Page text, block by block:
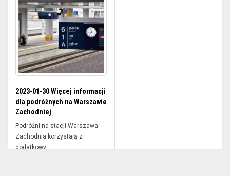
2023-01-30 Więcej informacji
dla podróżnych na Warszawie
Zachodniej
Podróżni na stacji Warszawa
Zachodnia korzystają z
dodatkowy...